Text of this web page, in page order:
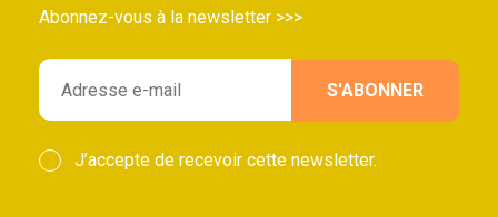
Abonnez-vous à la newsletter >>>
J’accepte de recevoir cette newsletter.